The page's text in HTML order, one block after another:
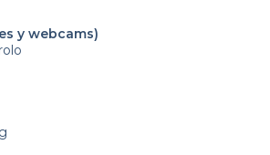
y webcams)